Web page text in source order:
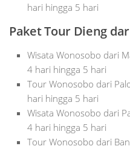
hari hingga 5 hari
Paket Tour Dieng
Wisata Wonosobo dari
4 hari hingga 5 hari
Tour Wonosobo dari
hari hingga 5 hari
Wisata Wonosobo dari
4 hari hingga 5 hari
Tour Wonosobo dari